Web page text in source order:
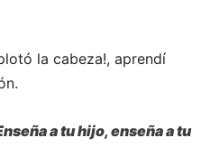
la cabeza!, aprendí
a tu hijo, enseña a tu